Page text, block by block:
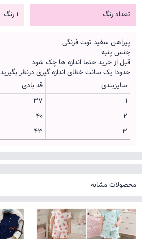
تعداد رنگ 1 رنگ
پیراهن سفید توت فرنگی
جنس پنبه
قبل از خرید حتما اندازه ها چک شود
حدودا یک سانت خطای اندازه گیری درنظر بگیرید
سایزبندی
قد بادی
1
37
2
40
3
43
محصولات مشابه